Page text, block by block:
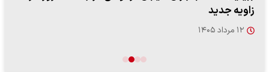
زاویه جدید
۱۲ مرداد ۱۴۰۵